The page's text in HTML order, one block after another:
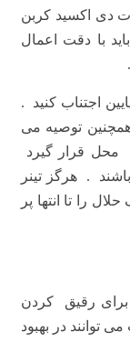
دی اکسید کربن
با دقت اعمال
اجتناب کنید .
همچنین توصیه می
محل قرار گیرد
. هرگز تینر
را تا انتها پر
برای رقیق کردن
توانند در بهبود